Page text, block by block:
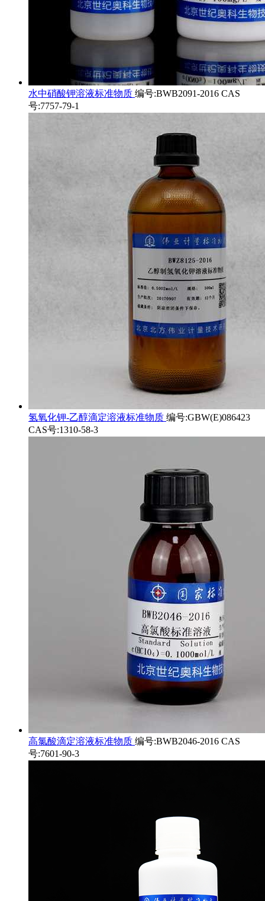
水中硝酸钾溶液标准物质 编号:BWB2091-2016 CAS
号:7757-79-1
氢氧化钾-乙醇滴定溶液标准物质 编号:GBW(E)086423
CAS号:1310-58-3
高氯酸滴定溶液标准物质 编号:BWB2046-2016 CAS
号:7601-90-3